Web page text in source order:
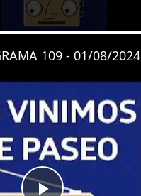
109 - 01/08/2024